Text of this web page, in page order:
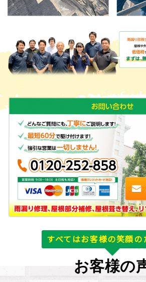
すべてはお客様の笑顔の
お客様の